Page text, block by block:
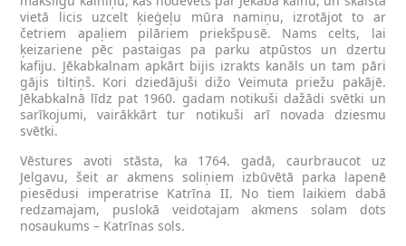
vietā licis uzcelt ķieģeļu mūra namiņu, izrotājot to ar
četriem apaļiem pilāriem priekšpusē. Nams celts, lai
ķeizariene pēc pastaigas pa parku atpūstos un dzertu
kafiju. Jēkabkalnam apkārt bijis izrakts kanāls un tam pāri
gājis tiltiņš. Kori dziedājuši dižo Veimuta priežu pakājē.
Jēkabkalnā līdz pat 1960. gadam notikuši dažādi svētki un
sarīkojumi, vairākkārt tur notikuši arī novada dziesmu
svētki.
Vēstures avoti stāsta, ka 1764. gadā, caurbraucot uz
Jelgavu, šeit ar akmens soliņiem izbūvētā parka lapenē
piesēdusi imperatrise Katrīna II. No tiem laikiem dabā
redzamajam, puslokā veidotajam akmens solam dots
nosaukums – Katrīnas sols.